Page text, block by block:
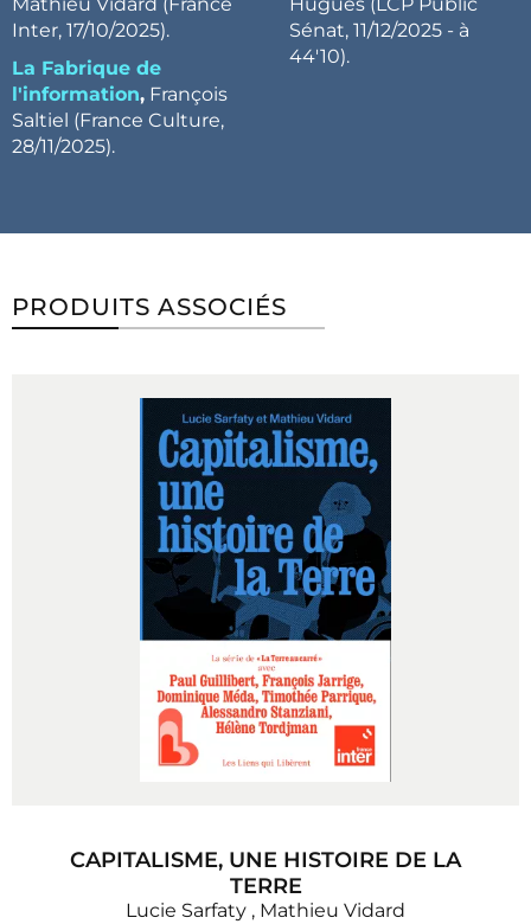
Inter, 17/10/2025).
La Fabrique de
l'information, François
Saltiel (France Culture,
28/11/2025).
Sénat, 11/12/2025 - à
44'10).
PRODUITS ASSOCIÉS
CAPITALISME, UNE HISTOIRE DE LA
TERRE
Lucie Sarfaty , Mathieu Vidard